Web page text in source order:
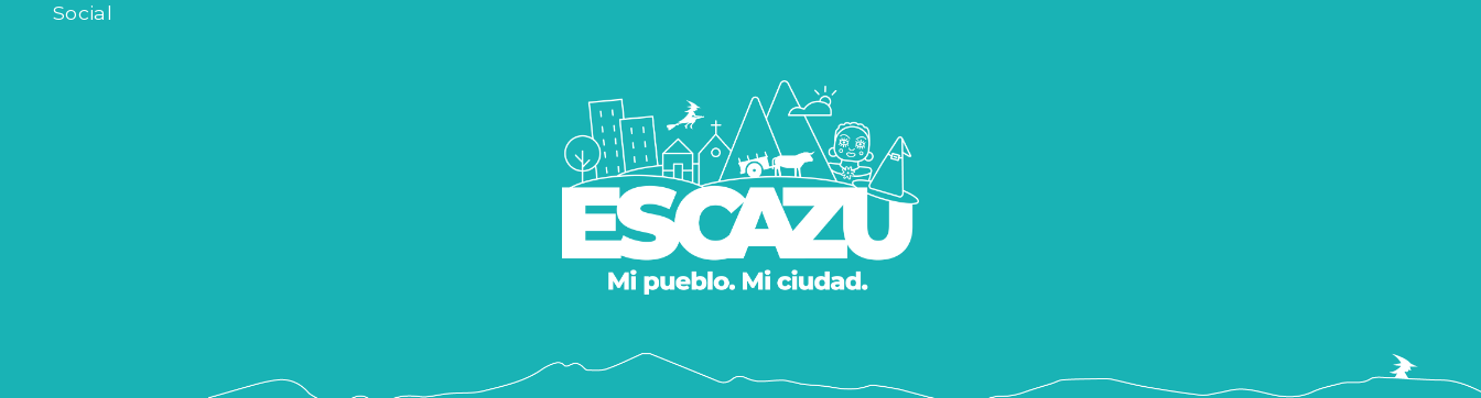
Social